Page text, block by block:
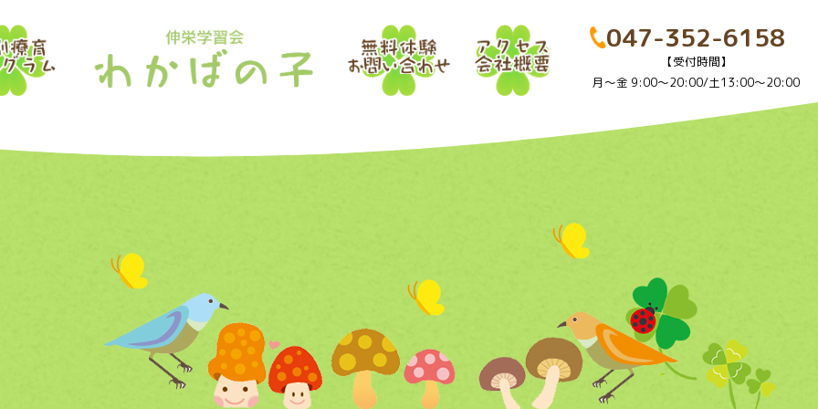
047-352-6158
【受付時間】
月～金 9:00～20:00/土13:00～20:00